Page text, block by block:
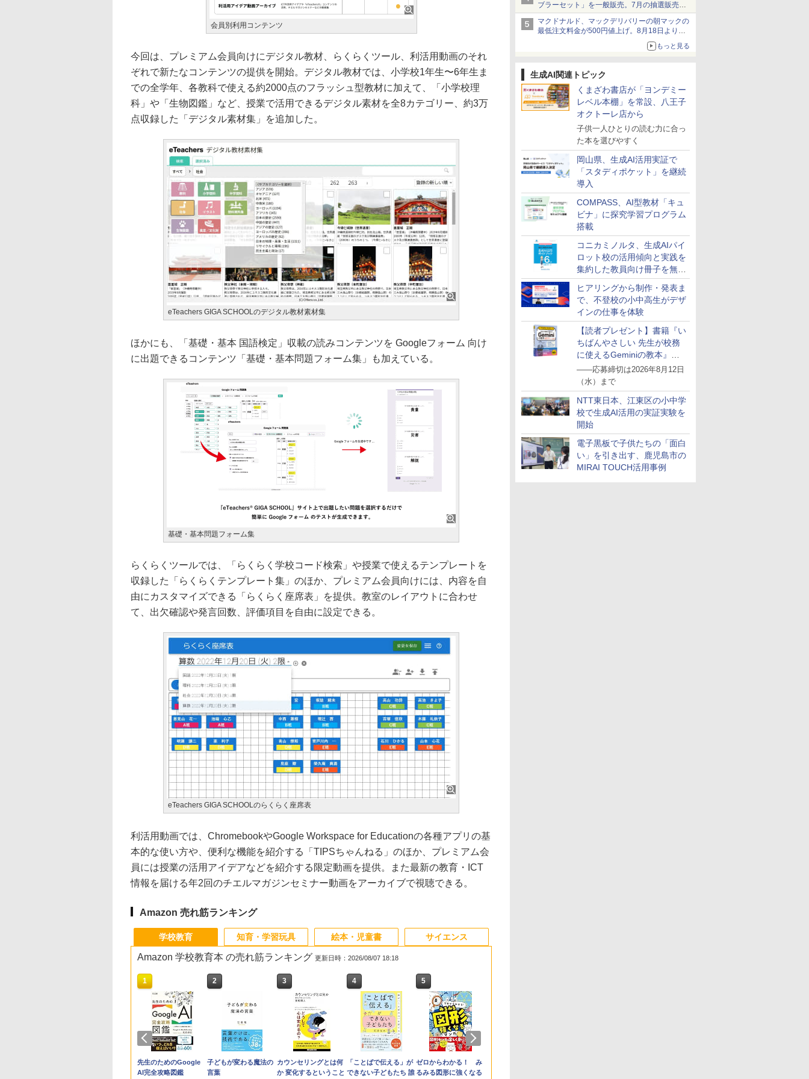
ブラーセット」を一般販売。7月の抽選販売の
当選無効分
マクドナルド、マックデリバリーの朝マックの
最低注文料金が500円値上げ。8月18日より
もっと見る
生成AI関連トピック
くまざわ書店が「ヨンデミー
レベル本棚」を常設、八王子
オクトーレ店から
子供一人ひとりの読む力に合っ
た本を選びやすく
岡山県、生成AI活用実証で
「スタディポケット」を継続
導入
COMPASS、AI型教材「キュ
ビナ」に探究学習プログラム
搭載
コニカミノルタ、生成AIパイ
ロット校の活用傾向と実践を
集約した教員向け冊子を無料
公開
ヒアリングから制作・発表ま
で、不登校の小中高生がデザ
インの仕事を体験
【読者プレゼント】書籍『い
ちばんやさしい 先生が校務
に使えるGeminiの教本』を
抽選で5名様にプレゼント
――応募締切は2026年8月12日
（水）まで
NTT東日本、江東区の小中学
校で生成AI活用の実証実験を
開始
電子黒板で子供たちの「面白
い」を引き出す、鹿児島市の
MIRAI TOUCH活用事例
会員別利用コンテンツ
今回は、プレミアム会員向けにデジタル教材、らくらくツール、利活用動画のそれ
ぞれで新たなコンテンツの提供を開始。デジタル教材では、小学校1年生〜6年生ま
での全学年、各教科で使える約2000点のフラッシュ型教材に加えて、「小学校理
科」や「生物図鑑」など、授業で活用できるデジタル素材を全8カテゴリー、約3万
点収録した「デジタル素材集」を追加した。
eTeachers GIGA SCHOOLのデジタル教材素材集
ほかにも、「基礎・基本 国語検定」収載の読みコンテンツを Googleフォーム 向け
に出題できるコンテンツ「基礎・基本問題フォーム集」も加えている。
基礎・基本問題フォーム集
らくらくツールでは、「らくらく学校コード検索」や授業で使えるテンプレートを
収録した「らくらくテンプレート集」のほか、プレミアム会員向けには、内容を自
由にカスタマイズできる「らくらく座席表」を提供。教室のレイアウトに合わせ
て、出欠確認や発言回数、評価項目を自由に設定できる。
eTeachers GIGA SCHOOLのらくらく座席表
利活用動画では、ChromebookやGoogle Workspace for Educationの各種アプリの基
本的な使い方や、便利な機能を紹介する「TIPSちゃんねる」のほか、プレミアム会
員には授業の活用アイデアなどを紹介する限定動画を提供。また最新の教育・ICT
情報を届ける年2回のチエルマガジンセミナー動画をアーカイブで視聴できる。
Amazon 売れ筋ランキング
学校教育
Amazon 学校教育本 の売れ筋ランキング 更新日時：2026/08/07 18:18
1
先生のためのGoogle
AI完全攻略図鑑
2
子どもが変わる魔法の
言葉
3
カウンセリングとは何
か 変化するということ
4
「ことばで伝える」が
できない子どもたち 誰
5
ゼロからわかる！ み
るみる図形に強くなる
知育・学習玩具 絵本・児童書 サイエンス